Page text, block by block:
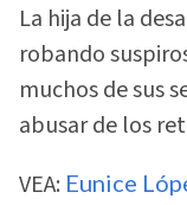
La hija de la
robando
muchos de sus
abusar de los
VEA: Eunice